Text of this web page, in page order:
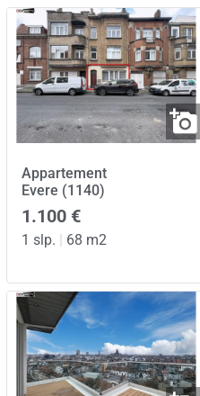
Appartement
Evere (1140)
1.100 €
1 slp. | 68 m2